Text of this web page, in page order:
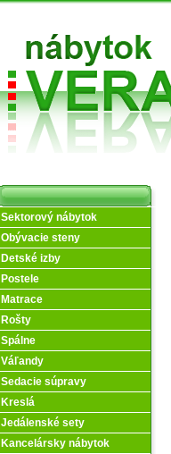
Sektorový nábytok
Obývacie steny
Detské izby
Postele
Matrace
Rošty
Spálne
Váľandy
Sedacie súpravy
Kreslá
Jedálenské sety
Kancelársky nábytok